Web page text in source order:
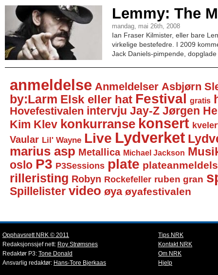
Lemmy: The
mandag, mai 26th, 2008
Ian Fraser Kilmister, eller bare
virkelige bestefedre. I 2009
Jack Daniels-pimpende,
anmeldelse Anmeldelser Asbjørn
by:Larm Elsk eller hat Festival gratis
Hovefestivalen intervju Jay-Z Jørgen
Kim Klev konkurranse konsert
Vaular Lil' Wayne Live Lydverket
marius asp Metallica Michael Jackson
oslo P3 P3Sessions plate
rilleristing Robyn Rockefeller ruben gran
Spillelister video øya øyafestivalen
Opphavsrett NRK © 2011
Redaksjonssjef nett: Roy Strømsnes
Redaktør P3: Tone Donald
Ansvarlig redaktør: Hans-Tore Bjerkaas
Tips NRK
Kontakt NRK
Om NRK
Hjelp